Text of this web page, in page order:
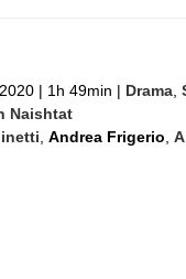
| 1h 49min | Drama,
Naishtat
Andrea Frigerio